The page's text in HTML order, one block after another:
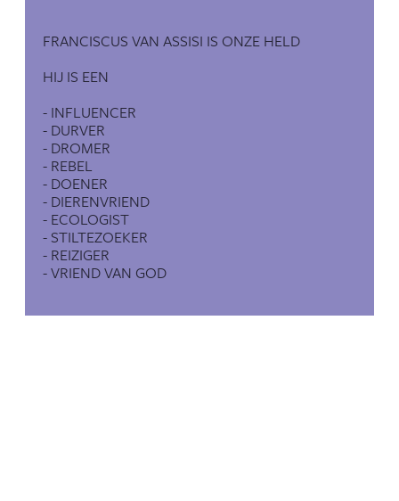
FRANCISCUS VAN ASSISI IS ONZE HELD
HIJ IS EEN
- INFLUENCER
- DURVER
- DROMER
- REBEL
- DOENER
- DIERENVRIEND
- ECOLOGIST
- STILTEZOEKER
- REIZIGER
- VRIEND VAN GOD